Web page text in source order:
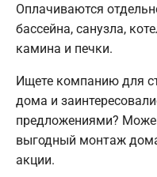
Оплачиваются
бассейна, санузла,
камина и печки.
Ищете компанию для
дома и
предложениями?
выгодный монтаж
акции.